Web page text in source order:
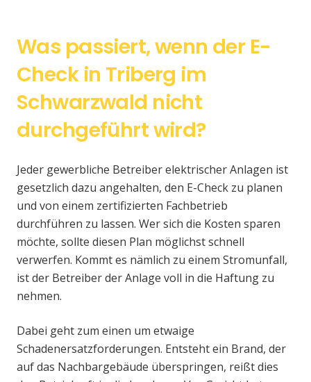
Was passiert, wenn der E-
Check in Triberg im
Schwarzwald nicht
durchgeführt wird?
Jeder gewerbliche Betreiber elektrischer Anlagen ist
gesetzlich dazu angehalten, den E-Check zu planen
und von einem zertifizierten Fachbetrieb
durchführen zu lassen. Wer sich die Kosten sparen
möchte, sollte diesen Plan möglichst schnell
verwerfen. Kommt es nämlich zu einem Stromunfall,
ist der Betreiber der Anlage voll in die Haftung zu
nehmen.
Dabei geht zum einen um etwaige
Schadenersatzforderungen. Entsteht ein Brand, der
auf das Nachbargebäude überspringen, reißt dies